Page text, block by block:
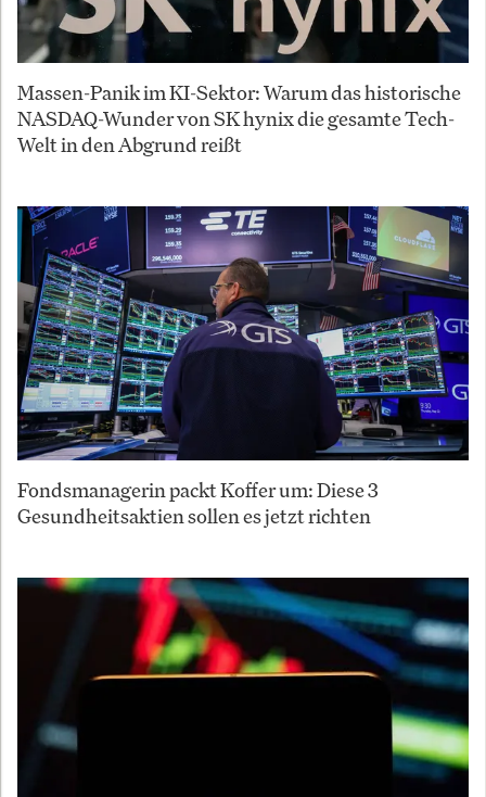
Massen-Panik im KI-Sektor: Warum das historische
NASDAQ-Wunder von SK hynix die gesamte Tech-
Welt in den Abgrund reißt
Fondsmanagerin packt Koffer um: Diese 3
Gesundheitsaktien sollen es jetzt richten